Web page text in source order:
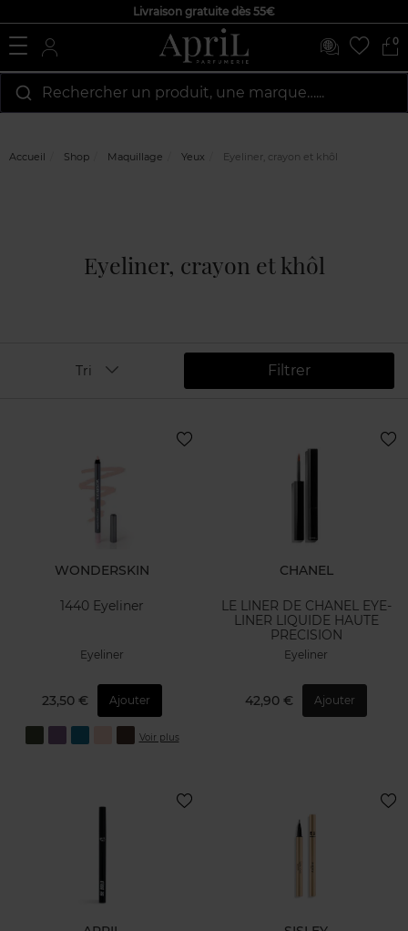
Livraison gratuite dès 55€
0
Rechercher un produit, une marque…...
Accueil Shop Maquillage Yeux Eyeliner, crayon et khôl
Eyeliner, crayon et khôl
Filtrer
Tri
WONDERSKIN
1440 Eyeliner
Eyeliner
23,50 € Ajouter
Voir plus
CHANEL
LE LINER DE CHANEL EYE-
LINER LIQUIDE HAUTE
PRECISION
Eyeliner
42,90 € Ajouter